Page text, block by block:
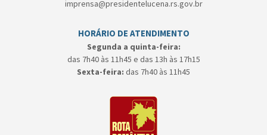
imprensa@presidentelucena.rs.gov.br
HORÁRIO DE ATENDIMENTO
Segunda a quinta-feira:
das 7h40 às 11h45 e das 13h às 17h15
Sexta-feira: das 7h40 às 11h45